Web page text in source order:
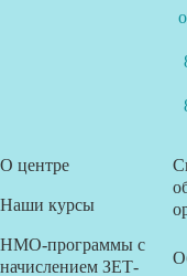
О центре
Наши курсы
НМО-программы с
начислением ЗЕТ-